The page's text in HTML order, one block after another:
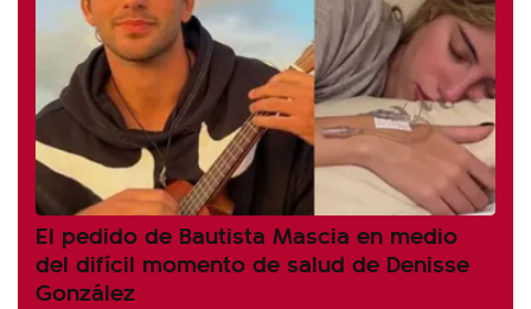
El pedido de Bautista Mascia en medio
del difícil momento de salud de Denisse
González